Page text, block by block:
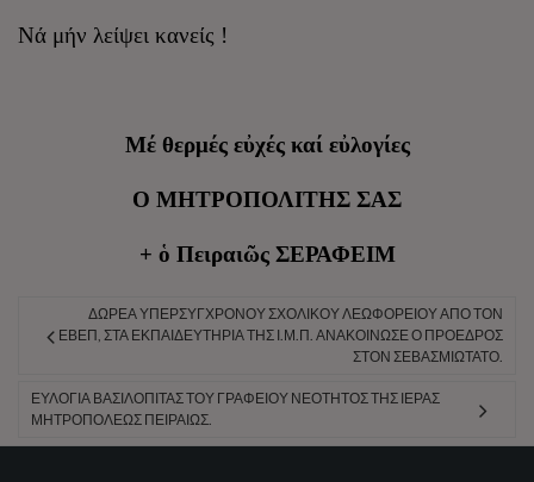
Νά μήν λείψει κανείς !
Μέ θερμές εὐχές καί εὐλογίες
Ο ΜΗΤΡΟΠΟΛΙΤΗΣ ΣΑΣ
+ ὁ Πειραιῶς ΣΕΡΑΦΕΙΜ
ΔΩΡΕΆ ΥΠΕΡΣΎΓΧΡΟΝΟΥ ΣΧΟΛΙΚΟΎ ΛΕΩΦΟΡΕΊΟΥ ΑΠΌ ΤΟΝ
ΕΒΕΠ, ΣΤΑ ΕΚΠΑΙΔΕΥΤΉΡΙΑ ΤΗΣ Ι.Μ.Π. ΑΝΑΚΟΊΝΩΣΕ Ο ΠΡΌΕΔΡΟΣ
ΣΤΟΝ ΣΕΒΑΣΜΙΏΤΑΤΟ.
ΕΥΛΟΓΊΑ ΒΑΣΙΛΌΠΙΤΑΣ ΤΟΥ ΓΡΑΦΕΊΟΥ ΝΕΌΤΗΤΟΣ ΤΗΣ ΙΕΡΆΣ
ΜΗΤΡΟΠΌΛΕΩΣ ΠΕΙΡΑΙΏΣ.